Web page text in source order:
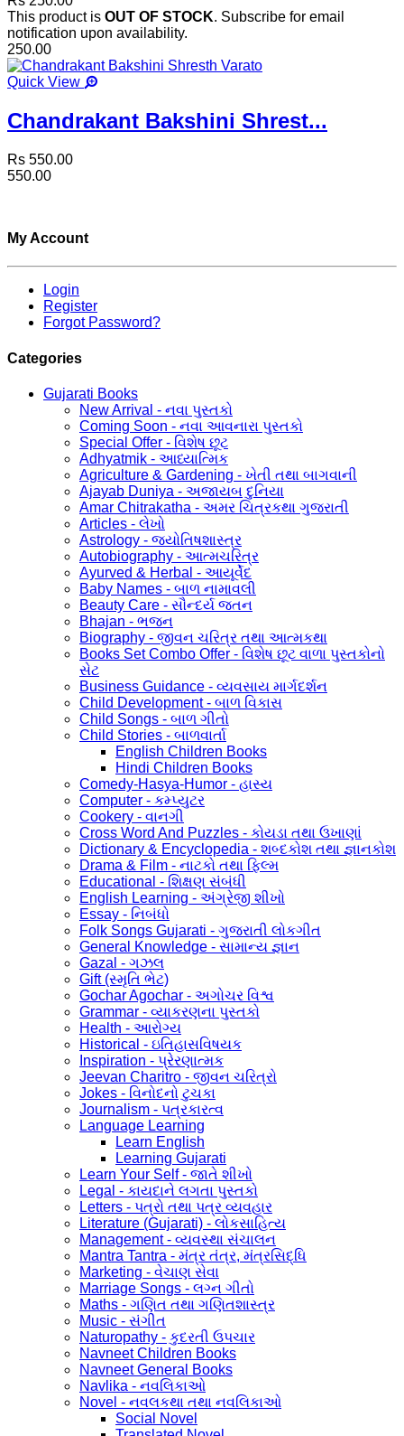
This product is OUT OF STOCK. Subscribe for email
notification upon availability.
250.00
Quick View
Chandrakant Bakshini Shrest...
Rs 550.00
550.00
My Account
Login
Register
Forgot Password?
Categories
Gujarati Books
New Arrival - નવા પુસ્તકો
Coming Soon - નવા આવનારા પુસ્તકો
Special Offer - વિશેષ છૂટ
Adhyatmik - આધ્યાત્મિક
Agriculture & Gardening - ખેતી તથા બાગવાની
Ajayab Duniya - અજાયબ દુનિયા
Amar Chitrakatha - અમર ચિત્રકથા ગુજરાતી
Articles - લેખો
Astrology - જ્યોતિષશાસ્ત્ર
Autobiography - આત્મચરિત્ર
Ayurved & Herbal - આયૂર્વેદ
Baby Names - બાળ નામાવલી
Beauty Care - સૌન્દર્ય જતન
Bhajan - ભજન
Biography - જીવન ચરિત્ર તથા આત્મકથા
Books Set Combo Offer - વિશેષ છૂટ વાળા પુસ્તકોનો
સેટ
Business Guidance - વ્યવસાય માર્ગદર્શન
Child Development - બાળ વિકાસ
Child Songs - બાળ ગીતો
Child Stories - બાળવાર્તા
English Children Books
Hindi Children Books
Comedy-Hasya-Humor - હાસ્ય
Computer - કમ્પ્યુટર
Cookery - વાનગી
Cross Word And Puzzles - કોયડા તથા ઉખાણાં
Dictionary & Encyclopedia - શબ્દકોશ તથા જ્ઞાનકોશ
Drama & Film - નાટકો તથા ફિલ્મ
Educational - શિક્ષણ સંબંધી
English Learning - અંગ્રેજી શીખો
Essay - નિબંધો
Folk Songs Gujarati - ગુજરાતી લોકગીત
General Knowledge - સામાન્ય જ્ઞાન
Gazal - ગઝલ
Gift (સ્મૃતિ ભેટ)
Gochar Agochar - અગોચર વિશ્વ
Grammar - વ્યાકરણના પુસ્તકો
Health - આરોગ્ય
Historical - ઇતિહાસવિષયક
Inspiration - પ્રેરણાત્મક
Jeevan Charitro - જીવન ચરિત્રો
Jokes - વિનોદનો ટુચકા
Journalism - પત્રકારત્વ
Language Learning
Learn English
Learning Gujarati
Learn Your Self - જાતે શીખો
Legal - કાયદાને લગતા પુસ્તકો
Letters - પત્રો તથા પત્ર વ્યવહાર
Literature (Gujarati) - લોકસાહિત્ય
Management - વ્યવસ્થા સંચાલન
Mantra Tantra - મંત્ર તંત્ર, મંત્રસિદ્ધિ
Marketing - વેચાણ સેવા
Marriage Songs - લગ્ન ગીતો
Maths - ગણિત તથા ગણિતશાસ્ત્ર
Music - સંગીત
Naturopathy - કુદરતી ઉપચાર
Navneet Children Books
Navneet General Books
Navlika - નવલિકાઓ
Novel - નવલકથા તથા નવલિકાઓ
Social Novel